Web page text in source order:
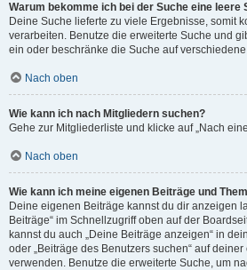
Warum bekomme ich bei der Suche eine leere
Deine Suche lieferte zu viele Ergebnisse, somit
verarbeiten. Benutze die erweiterte Suche und
ein oder beschränke die Suche auf
Nach oben
Wie kann ich nach Mitgliedern suchen?
Gehe zur Mitgliederliste und klicke auf „Nach
Nach oben
Wie kann ich meine eigenen Beiträge und
Deine eigenen Beiträge kannst du dir anzeigen
Beiträge“ im Schnellzugriff oben auf der
kannst du auch „Deine Beiträge anzeigen“ in
oder „Beiträge des Benutzers suchen“ auf
verwenden. Benutze die erweiterte Suche, um